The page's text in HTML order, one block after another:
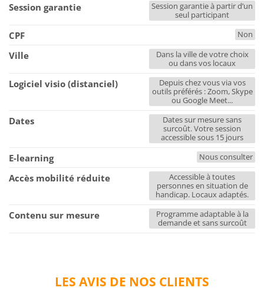
LES AVIS DE NOS CLIENTS
Session garantie
Session garantie à partir d’un
seul participant
CPF Non
Ville
Dans la ville de votre choix
ou dans vos locaux
Logiciel visio (distanciel)
Depuis chez vous via vos
outils préférés : Zoom, Skype
ou Google Meet...
Dates
Dates sur mesure sans
surcoût. Votre session
accessible sous 15 jours
E-learning Nous consulter
Accès mobilité réduite
Accessible à toutes
personnes en situation de
handicap. Locaux adaptés.
Contenu sur mesure
Programme adaptable à la
demande et sans surcoût